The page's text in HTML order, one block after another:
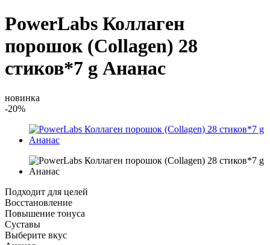
PowerLabs Коллаген
порошок (Collagen) 28
стиков*7 g Ананас
новинка
-20%
Подходит для целей
Восстановление
Повышение тонуса
Суставы
Выберите вкус